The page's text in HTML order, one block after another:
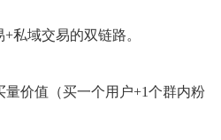
私域交易的双链路。
量价值（买一个用户+1个群内粉